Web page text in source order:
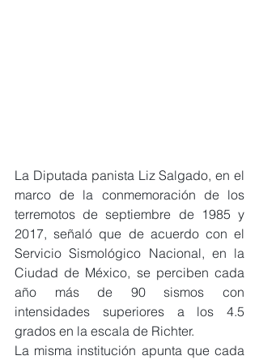
La Diputada panista Liz Salgado, en el
marco de la conmemoración de los
terremotos de septiembre de 1985 y
2017, señaló que de acuerdo con el
Servicio Sismológico Nacional, en la
Ciudad de México, se perciben cada
año más de 90 sismos con
intensidades superiores a los 4.5
grados en la escala de Richter.
La misma institución apunta que cada